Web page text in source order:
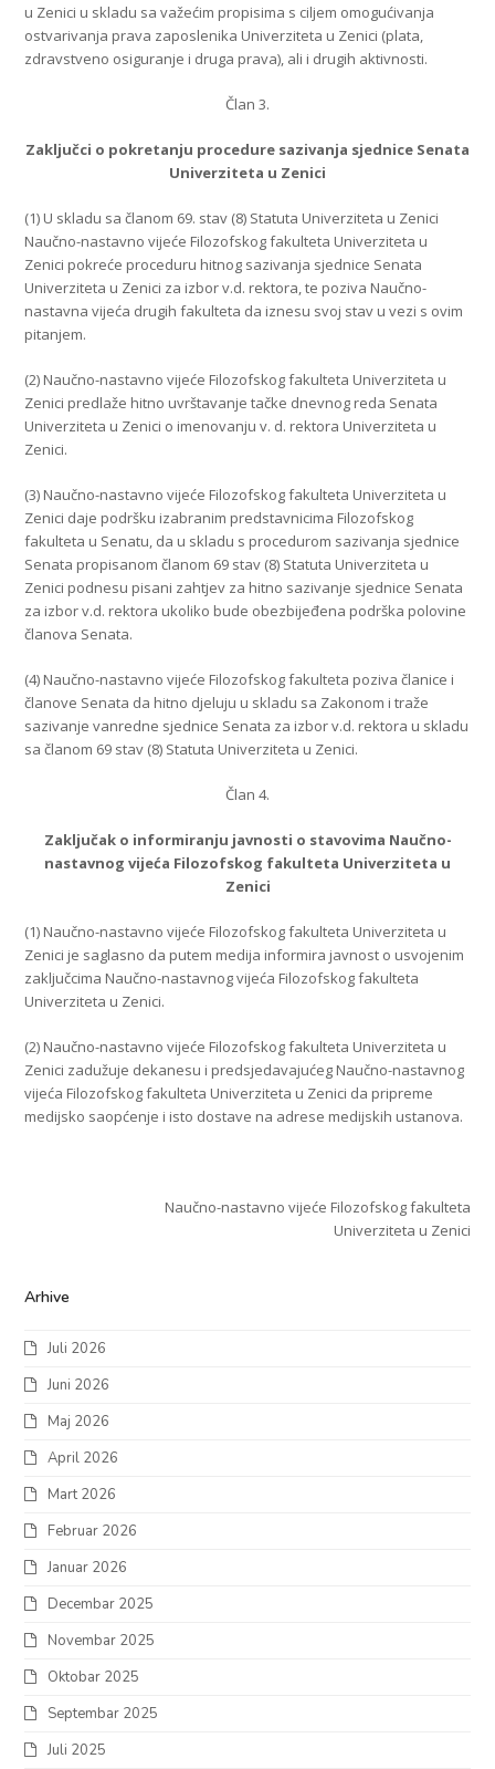
u Zenici u skladu sa važećim propisima s ciljem omogućivanja
ostvarivanja prava zaposlenika Univerziteta u Zenici (plata,
zdravstveno osiguranje i druga prava), ali i drugih aktivnosti.
Član 3.
Zaključci o pokretanju procedure sazivanja sjednice Senata
Univerziteta u Zenici
(1) U skladu sa članom 69. stav (8) Statuta Univerziteta u Zenici
Naučno-nastavno vijeće Filozofskog fakulteta Univerziteta u
Zenici pokreće proceduru hitnog sazivanja sjednice Senata
Univerziteta u Zenici za izbor v.d. rektora, te poziva Naučno-
nastavna vijeća drugih fakulteta da iznesu svoj stav u vezi s ovim
pitanjem.
(2) Naučno-nastavno vijeće Filozofskog fakulteta Univerziteta u
Zenici predlaže hitno uvrštavanje tačke dnevnog reda Senata
Univerziteta u Zenici o imenovanju v. d. rektora Univerziteta u
Zenici.
(3) Naučno-nastavno vijeće Filozofskog fakulteta Univerziteta u
Zenici daje podršku izabranim predstavnicima Filozofskog
fakulteta u Senatu, da u skladu s procedurom sazivanja sjednice
Senata propisanom članom 69 stav (8) Statuta Univerziteta u
Zenici podnesu pisani zahtjev za hitno sazivanje sjednice Senata
za izbor v.d. rektora ukoliko bude obezbijeđena podrška polovine
članova Senata.
(4) Naučno-nastavno vijeće Filozofskog fakulteta poziva članice i
članove Senata da hitno djeluju u skladu sa Zakonom i traže
sazivanje vanredne sjednice Senata za izbor v.d. rektora u skladu
sa članom 69 stav (8) Statuta Univerziteta u Zenici.
Član 4.
Zaključak o informiranju javnosti o stavovima Naučno-
nastavnog vijeća Filozofskog fakulteta Univerziteta u
Zenici
(1) Naučno-nastavno vijeće Filozofskog fakulteta Univerziteta u
Zenici je saglasno da putem medija informira javnost o usvojenim
zaključcima Naučno-nastavnog vijeća Filozofskog fakulteta
Univerziteta u Zenici.
(2) Naučno-nastavno vijeće Filozofskog fakulteta Univerziteta u
Zenici zadužuje dekanesu i predsjedavajućeg Naučno-nastavnog
vijeća Filozofskog fakulteta Univerziteta u Zenici da pripreme
medijsko saopćenje i isto dostave na adrese medijskih ustanova.
Naučno-nastavno vijeće Filozofskog fakulteta
Univerziteta u Zenici
Arhive
Juli 2026
Juni 2026
Maj 2026
April 2026
Mart 2026
Februar 2026
Januar 2026
Decembar 2025
Novembar 2025
Oktobar 2025
Septembar 2025
Juli 2025